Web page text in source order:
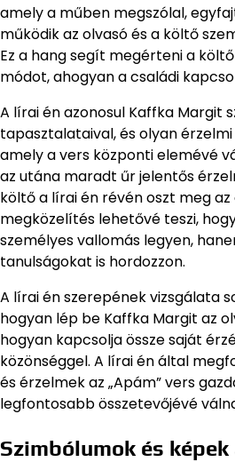
amely a műben megszólal,
működik az olvasó és a költő
Ez a hang segít megérteni a
módot, ahogyan a családi
A lírai én azonosul Kaffka Margit
tapasztalataival, és olyan
amely a vers központi elemévé
az utána maradt űr jelentős
költő a lírai én révén oszt meg az
megközelítés lehetővé teszi,
személyes vallomás legyen,
tanulságokat is hordozzon.
A lírai én szerepének vizsgálata
hogyan lép be Kaffka Margit az
hogyan kapcsolja össze saját
közönséggel. A lírai én által
és érzelmek az „Apám” vers
legfontosabb összetevőjévé
Szimbólumok és képek